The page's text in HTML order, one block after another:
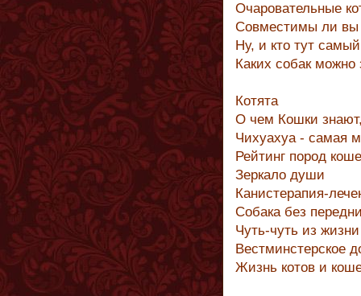
Очаровательные
Совместимы ли вы
Ну, и кто тут
Каких собак можно
Котята
О чем Кошки
Чихуахуа - самая
Рейтинг пород
Зеркало души
Канистерапия-
Собака без
Чуть-чуть из
Вестминстерское
Жизнь котов и